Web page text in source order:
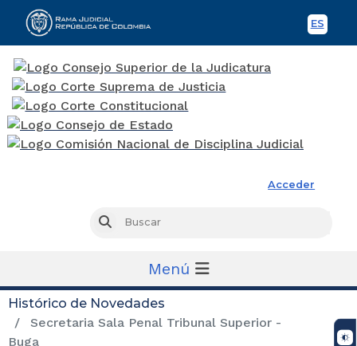
ES
Acceder
Buscar
Menú
Histórico de Novedades
Secretaria Sala Penal Tribunal Superior -
Buga